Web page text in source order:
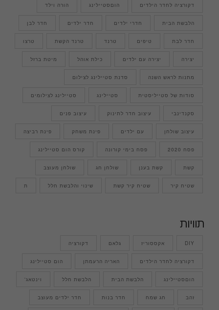
דקורציה לחדר הילדים הוםסטיילינג הורה וילד
הלבשת הבית חדרי ילדים חדר ילדים חדר לבן
חדר לבת טיפים טרנד טרנד הקשת טרצו
יצירה יצירה עם ילדים כילת אוהל מיטת ברזל
מתנות לראש השנה סדנת סטיילינג לצילום
סודות של סטייליסטית סטיילינג סטיילינג לצילומים
סקנדינבי עיצוב חדר לתינוק עיצוב פנים
עיצוב שולחן עם ילדים פינת משחק פינת רביצה
פסח 2020 פסח בימי קורונה קורס הום סטיילינג
קשת קשת בענן שולחן חג שולחן מעוצב
שטיח קיר שטיח קיר קשת שינוי והלבשת חלל ת
תוויות
DIY אקססוריז גלאם דקורציה
דקורציה לחדר הילדים האריה הרעמתן הום סטיילינג
הוםסטיילינג הלבשת הבית הלבשת חלל וינטאג'
זהב חג שמח חדר בנות חדר ילדים מעוצב